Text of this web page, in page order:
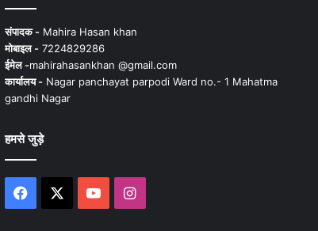
संपादक -Mahira Hasan khan
मोबाइल -7224829286
ईमेल -mahirahasankhan @gmail.com
कार्यालय -Nagar panchayat parpodi Ward no.- 1 Mahatma
gandhi Nagar
हमसे जुड़े
Facebook YouTubeInstagram